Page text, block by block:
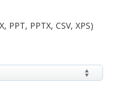
PPT, PPTX, CSV, XPS)